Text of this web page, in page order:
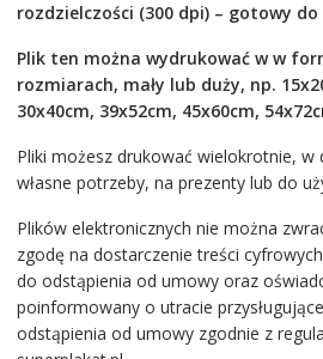
rozdzielczości (300 dpi) – gotowy
Plik ten można wydrukować w w
rozmiarach, mały lub duży, np.
30x40cm, 39x52cm, 45x60cm,
Pliki możesz drukować wielokrotnie, w
własne potrzeby, na prezenty lub do
Plików elektronicznych nie można
zgodę na dostarczenie treści
do odstąpienia od umowy oraz
poinformowany o utracie
odstąpienia od umowy zgodnie z